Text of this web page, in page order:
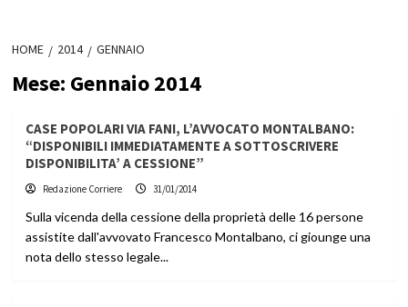
HOME 2014 GENNAIO
Mese: Gennaio 2014
CASE POPOLARI VIA FANI, L’AVVOCATO MONTALBANO:
“DISPONIBILI IMMEDIATAMENTE A SOTTOSCRIVERE
DISPONIBILITA’ A CESSIONE”
Redazione Corriere 31/01/2014
Sulla vicenda della cessione della proprietà delle 16 persone
assistite dall'avvovato Francesco Montalbano, ci giounge una
nota dello stesso legale...